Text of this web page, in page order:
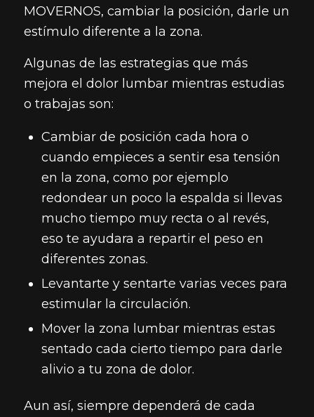
MOVERNOS, cambiar la posición, darle un
estímulo diferente a la zona.
Algunas de las estrategias que más
mejora el dolor lumbar mientras estudias
o trabajas son:
Cambiar de posición cada hora o
cuando empieces a sentir esa tensión
en la zona, como por ejemplo
redondear un poco la espalda si llevas
mucho tiempo muy recta o al revés,
eso te ayudara a repartir el peso en
diferentes zonas.
Levantarte y sentarte varias veces para
estimular la circulación.
Mover la zona lumbar mientras estas
sentado cada cierto tiempo para darle
alivio a tu zona de dolor.
Aun así, siempre dependerá de cada